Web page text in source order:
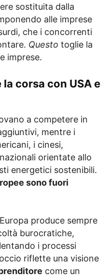
sostituita dalla
alle imprese
che i concorrenti
Questo toglie la
imprese.
la corsa con USA e
a competere in
mentre i
i cinesi,
orientate allo
energetici sostenibili.
sono fuori
produce sempre
burocratiche,
i processi
riflette una visione
come un